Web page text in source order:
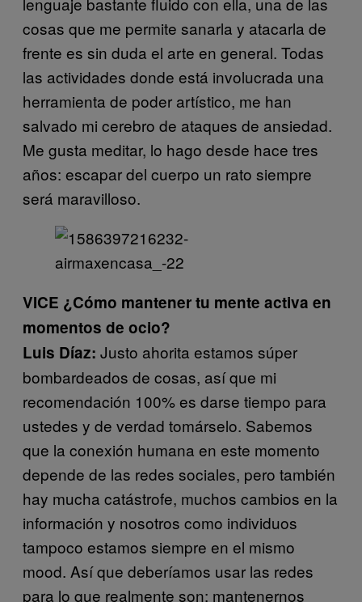
cosas que me permite sanarla y atacarla de
frente es sin duda el arte en general. Todas
las actividades donde está involucrada una
herramienta de poder artístico, me han
salvado mi cerebro de ataques de ansiedad.
Me gusta meditar, lo hago desde hace tres
años: escapar del cuerpo un rato siempre
será maravilloso.
VICE ¿Cómo mantener tu mente activa en
momentos de ocio?
Luis Díaz: Justo ahorita estamos súper
bombardeados de cosas, así que mi
recomendación 100% es darse tiempo para
ustedes y de verdad tomárselo. Sabemos
que la conexión humana en este momento
depende de las redes sociales, pero también
hay mucha catástrofe, muchos cambios en la
información y nosotros como individuos
tampoco estamos siempre en el mismo
mood. Así que deberíamos usar las redes
para lo que realmente son: mantenernos